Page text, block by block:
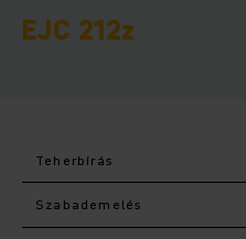
EJC 212z
Teherbírás
Szabademelés